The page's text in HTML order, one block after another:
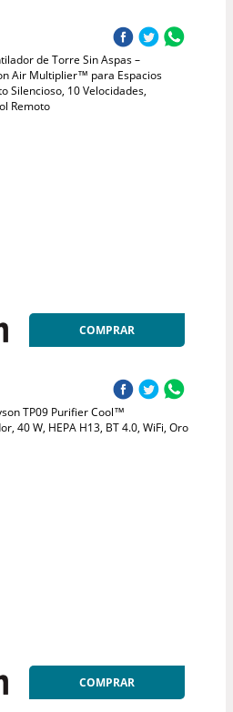
de Torre Sin Aspas –
Air Multiplier™ para Espacios
Silencioso, 10 Velocidades,
Remoto
COMPRAR
TP09 Purifier Cool™
40 W, HEPA H13, BT 4.0, WiFi, Oro
COMPRAR